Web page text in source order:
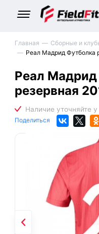
Главная Сборные и
Реал Мадрид Футболка
Реал
резервная
Поделиться